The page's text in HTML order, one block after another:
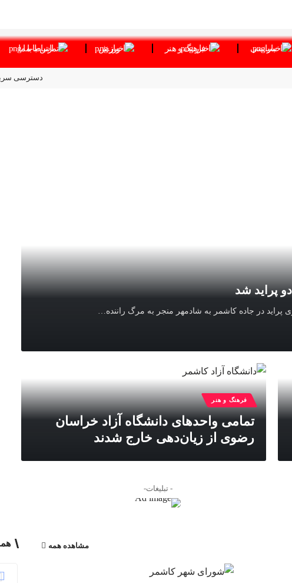
سیاسی فرهنگ و هنر ورزش ارتباط با ما
دسترسی
پراید شد
در جاده کاشمر به شادمهر منجر به مرگ راننده
فرهنگ و هنر
تمامی واحدهای دانشگاه آزاد خراسان
رضوی از زیان‌دهی خارج شدند
- تبلیغات-
مشاهده همه